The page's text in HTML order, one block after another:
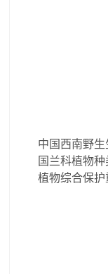
中国西南野
国兰科植物
植物综合保